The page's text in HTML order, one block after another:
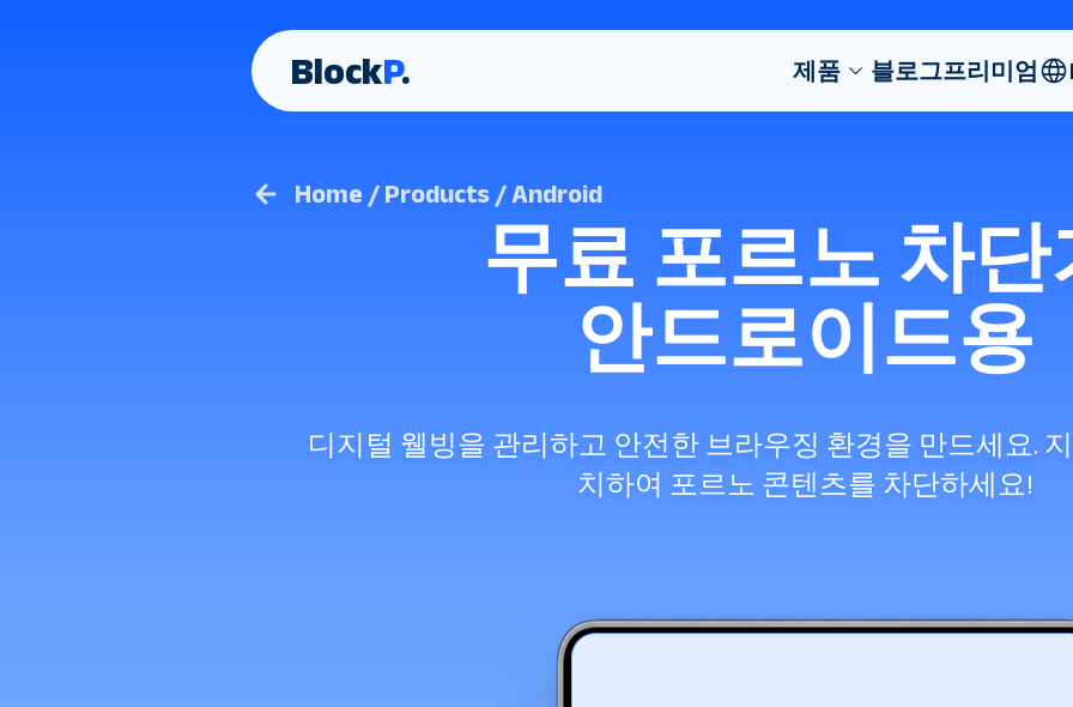
BlockP. 제품 블로그프리미엄
Home / Products / Android
무료 포르노 차단
안드로이드용
디지털 웰빙을 관리하고 안전한 브라우징 환경을 만드세요.
치하여 포르노 콘텐츠를 차단하세요!